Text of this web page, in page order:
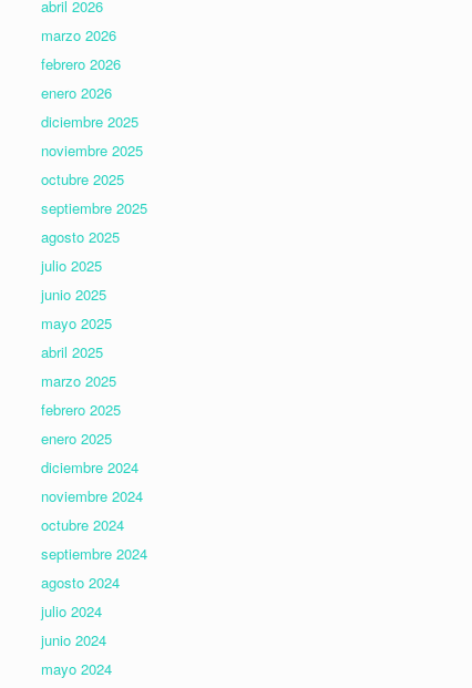
abril 2026
marzo 2026
febrero 2026
enero 2026
diciembre 2025
noviembre 2025
octubre 2025
septiembre 2025
agosto 2025
julio 2025
junio 2025
mayo 2025
abril 2025
marzo 2025
febrero 2025
enero 2025
diciembre 2024
noviembre 2024
octubre 2024
septiembre 2024
agosto 2024
julio 2024
junio 2024
mayo 2024